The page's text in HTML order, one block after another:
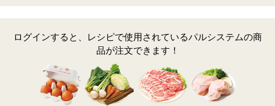
ログインすると、レシピで使用されているパルシステムの商
品が注文できます！